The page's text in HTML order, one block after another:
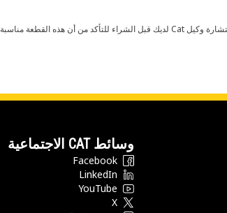
قد تؤدي أي تغييرات في ضبط الشركة المصنعة إلى عدم ملاءمة المنتج لمعدات Cat لديك. يرجى استشارة وكيل Cat لديك قبل الشراء للتأكد من أن هذه القطعة مناسبة
وسائط CAT الاجتماعية
Facebook
LinkedIn
YouTube
X